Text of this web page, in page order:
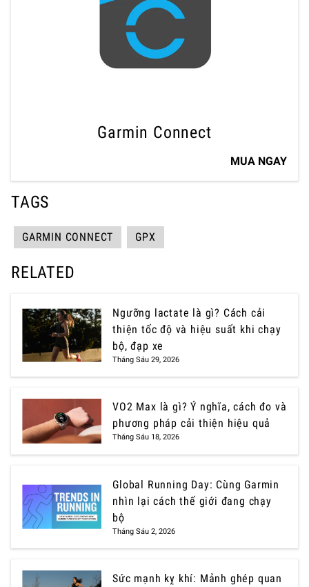
Garmin Connect
MUA NGAY
TAGS
GARMIN CONNECT GPX
RELATED
Ngưỡng lactate là gì? Cách cải
thiện tốc độ và hiệu suất khi chạy
bộ, đạp xe
Tháng Sáu 29, 2026
VO2 Max là gì? Ý nghĩa, cách đo và
phương pháp cải thiện hiệu quả
Tháng Sáu 18, 2026
Global Running Day: Cùng Garmin
nhìn lại cách thế giới đang chạy
bộ
Tháng Sáu 2, 2026
Sức mạnh kỵ khí: Mảnh ghép quan